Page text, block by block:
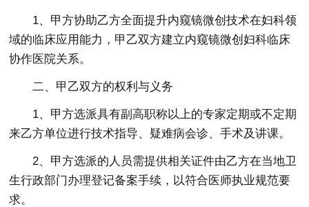
1、甲方协助乙方全面提升内窥镜微创技术在妇科领
域的临床应用能力，甲乙双方建立内窥镜微创妇科临床
协作医院关系。
二、甲乙双方的权利与义务
1、甲方选派具有副高职称以上的专家定期或不定期
来乙方单位进行技术指导、疑难病会诊、手术及讲课。
2、甲方选派的人员需提供相关证件由乙方在当地卫
生行政部门办理登记备案手续，以符合医师执业规范要
求。